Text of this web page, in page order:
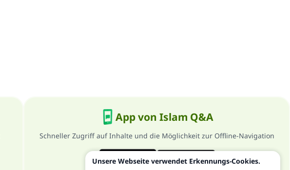
App von Islam Q&A
Schneller Zugriff auf Inhalte und die Möglichkeit zur Offline-Navigation
Unsere Webseite verwendet Erkennungs-Cookies.